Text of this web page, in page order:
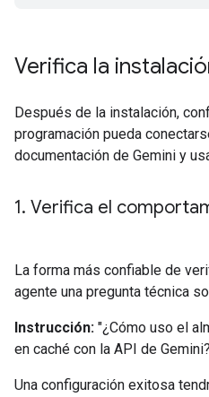
Verifica la
Después de la instalación,
programación pueda
documentación de Gemini y
1. Verifica el
La forma más confiable de
agente una pregunta técnica
Instrucción: "¿Cómo uso el
en caché con la API de
Una configuración exitosa